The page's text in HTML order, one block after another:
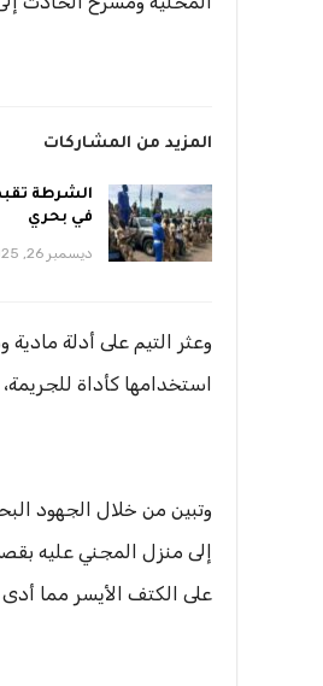
المزيد من المشاركات
الشرطة
في بحري
ديسمبر 26, 2025
وعثر التيم على أدلة
استخدامها كأداة
وتبين من خلال الجهود
إلى منزل المجني عليه
على الكتف الأيسر مما أدى